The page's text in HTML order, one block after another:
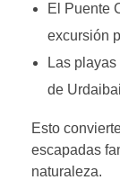
El Puente
excursión
Las
de
Esto
escapadas
naturaleza.